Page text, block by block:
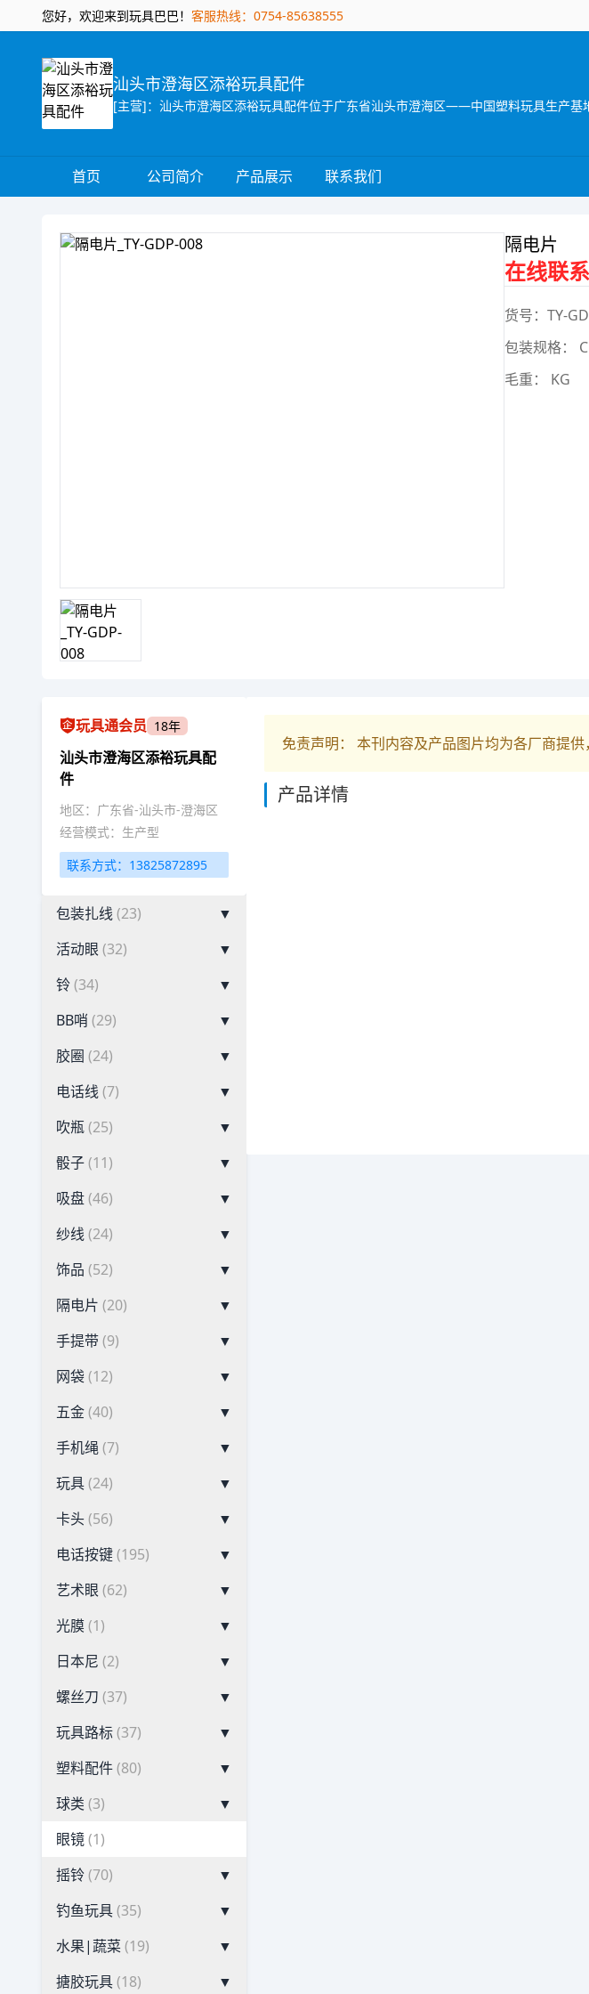
您好，欢迎来到玩具巴巴！ 客服热线：0754-85638555
汕头市澄海区添裕玩具配件
首页 公司简介 产品展示 联系我们
隔电片
在线联系
货号：TY-
包装规格：
毛重： KG
玩具通会员 18年
汕头市澄海区添裕玩具配
件
地区：广东省-汕头市-澄海区
经营模式：生产型
联系方式：13825872895
包装扎线(23)
▼
活动眼 (32)
▼
铃(34)
▼
BB哨 (29)
▼
胶圈 (24)
▼
电话线(7)
▼
吹瓶(25)
▼
骰子(11)
▼
吸盘(46)
▼
纱线(24)
▼
饰品 (52)
▼
隔电片 (20)
▼
手提带(9)
▼
网袋(12)
▼
五金(40)
▼
手机绳(7)
▼
玩具(24)
▼
卡头(56)
▼
电话按键(195)
▼
艺术眼 (62)
▼
光膜(1)
▼
日本尼 (2)
▼
螺丝刀 (37)
▼
玩具路标(37)
▼
塑料配件(80)
▼
球类 (3)
▼
眼镜(1)
摇铃(70)
▼
钓鱼玩具(35)
▼
水果|蔬菜(19)
▼
搪胶玩具(18) ▼
免责声明： 本刊内容及产品图片均为各厂商提
产品详情